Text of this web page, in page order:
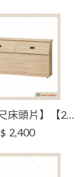
【原橡5尺床頭片】【2026-H205-4】【添興家具】
$ 2,400